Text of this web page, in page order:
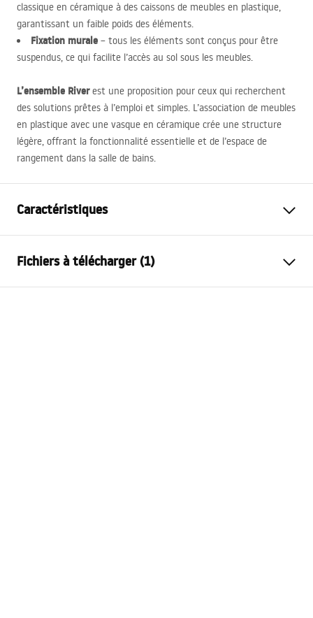
classique en céramique à des caissons de meubles en plastique,
garantissant un faible poids des éléments.
Fixation murale – tous les éléments sont conçus pour être
suspendus, ce qui facilite l’accès au sol sous les meubles.
L’ensemble Riverest une proposition pour ceux qui recherchent
des solutions prêtes à l’emploi et simples. L’association de meubles
en plastique avec une vasque en céramique crée une structure
légère, offrant la fonctionnalité essentielle et de l’espace de
rangement dans la salle de bains.
Caractéristiques
Méthode de montage
Matériel
Céramique sanitaire, Plastique
Fichiers à télécharger (1)